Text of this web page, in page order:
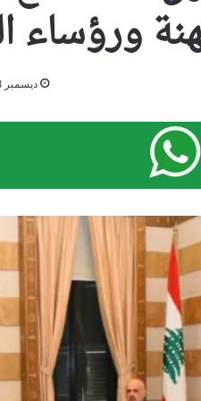
ورؤساء
ديسمبر 8, 2022